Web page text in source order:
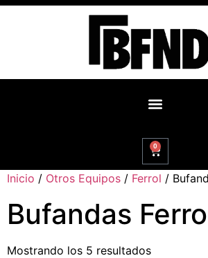
0
Inicio / Otros Equipos / Ferrol /
Bufandas
Mostrando los 5 resultados